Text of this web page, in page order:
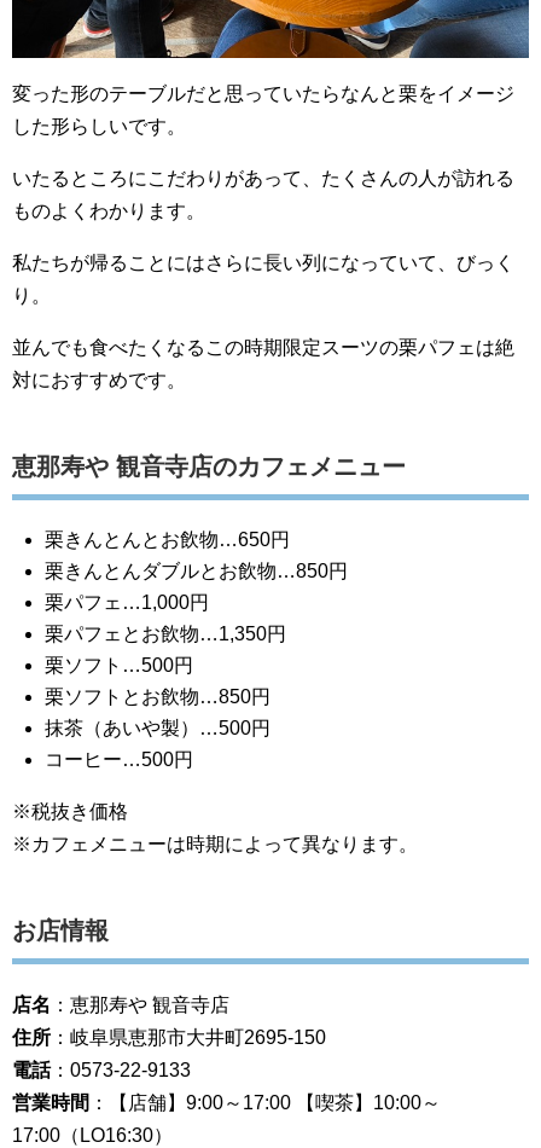
変った形のテーブルだと思っていたらなんと栗をイメージ
した形らしいです。
いたるところにこだわりがあって、たくさんの人が訪れる
ものよくわかります。
私たちが帰ることにはさらに長い列になっていて、びっく
り。
並んでも食べたくなるこの時期限定スーツの栗パフェは絶
対におすすめです。
恵那寿や 観音寺店のカフェメニュー
栗きんとんとお飲物…650円
栗きんとんダブルとお飲物…850円
栗パフェ…1,000円
栗パフェとお飲物…1,350円
栗ソフト…500円
栗ソフトとお飲物…850円
抹茶（あいや製）…500円
コーヒー…500円
※税抜き価格
※カフェメニューは時期によって異なります。
お店情報
店名 ：恵那寿や 観音寺店
住所 ：岐阜県恵那市大井町2695-150
電話：0573-22-9133
営業時間 ：【店舗】9:00～17:00 【喫茶】10:00～
17:00（LO16:30）